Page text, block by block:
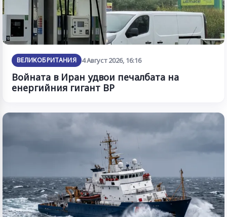
ВЕЛИКОБРИТАНИЯ 4 Август 2026, 16:16
Войната в Иран удвои печалбата на
енергийния гигант BP